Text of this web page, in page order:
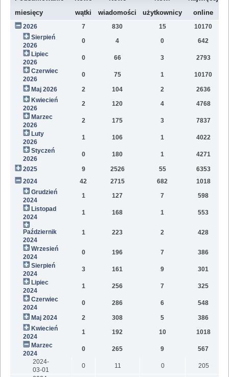
miesięcy
wątki
wiadomości
użytkownicy
online
2026 7 830 15 10170
Sierpień
2026
0 4 0 642
Lipiec
2026
0 66 3 2793
Czerwiec
2026
0 75 1 10170
Maj 2026 2 104 2 2636
Kwiecień
2026
2 120 4 4768
Marzec
2026
2 175 3 7837
Luty
2026
1 106 1 4022
Styczeń
2026
0 180 1 4271
2025 9 2526 55 6353
2024
42 2715 682 1018
Grudzień
2024
1 127 7 598
Listopad
2024
1 168 1 553
Październik
2024
1 223 2 428
Wrzesień
2024
0 196 7 386
Sierpień
2024
3 161 9 301
Lipiec
2024
1 256 7 325
Czerwiec
2024
0 286 6 548
Maj 2024 2 308 5 386
Kwiecień
2024
1 192 10 1018
Marzec
2024
0 265 9 567
2024-
03-01
0 11 0
205